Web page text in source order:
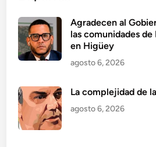
Agradecen al
las comunidades de
en Higüey
agosto 6, 2026
La complejidad de
agosto 6, 2026